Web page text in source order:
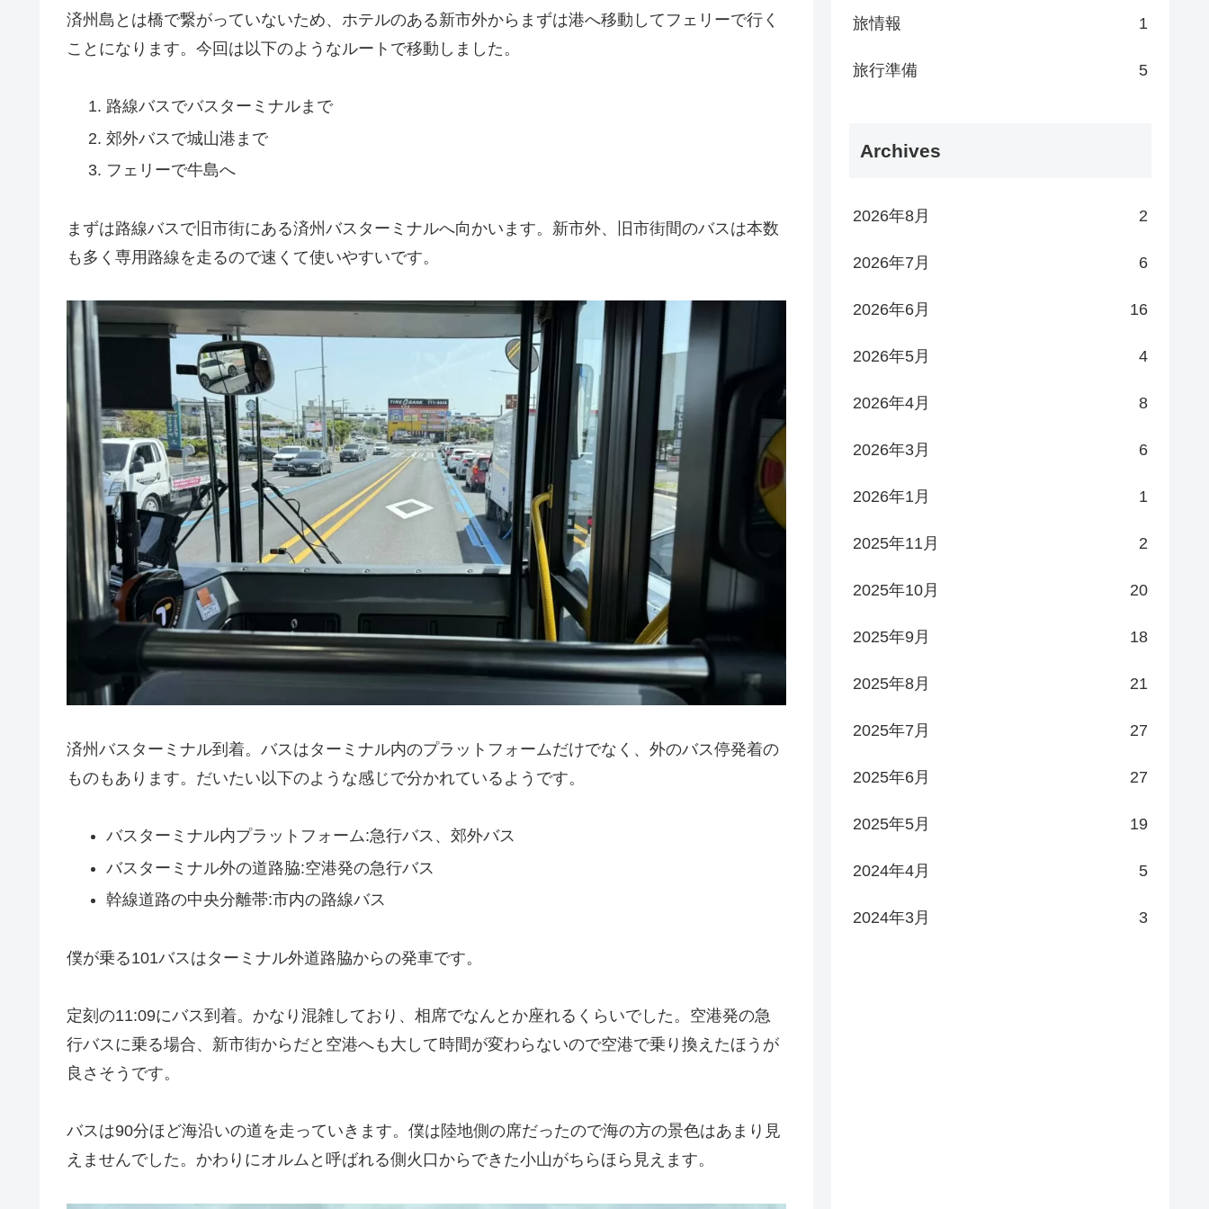
済州島とは橋で繋がっていないため、ホテルのある新市外からまずは港へ移動してフェリーで行く
ことになります。今回は以下のようなルートで移動しました。
路線バスでバスターミナルまで
郊外バスで城山港まで
フェリーで牛島へ
まずは路線バスで旧市街にある済州バスターミナルへ向かいます。新市外、旧市街間のバスは本数
も多く専用路線を走るので速くて使いやすいです。
済州バスターミナル到着。バスはターミナル内のプラットフォームだけでなく、外のバス停発着の
ものもあります。だいたい以下のような感じで分かれているようです。
バスターミナル内プラットフォーム:急行バス、郊外バス
バスターミナル外の道路脇:空港発の急行バス
幹線道路の中央分離帯:市内の路線バス
僕が乗る101バスはターミナル外道路脇からの発車です。
定刻の11:09にバス到着。かなり混雑しており、相席でなんとか座れるくらいでした。空港発の急
行バスに乗る場合、新市街からだと空港へも大して時間が変わらないので空港で乗り換えたほうが
良さそうです。
バスは90分ほど海沿いの道を走っていきます。僕は陸地側の席だったので海の方の景色はあまり見
えませんでした。かわりにオルムと呼ばれる側火口からできた小山がちらほら見えます。
旅情報 1
旅行準備 5
Archives
2026年8月 2
2026年7月 6
2026年6月 16
2026年5月 4
2026年4月 8
2026年3月 6
2026年1月 1
2025年11月 2
2025年10月 20
2025年9月 18
2025年8月 21
2025年7月 27
2025年6月 27
2025年5月 19
2024年4月 5
2024年3月 3